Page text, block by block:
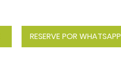
RESERVE POR WHATSAPP